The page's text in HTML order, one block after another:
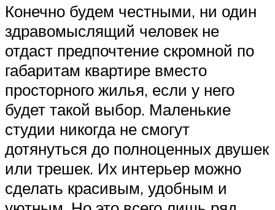
Конечно будем честными, ни один
здравомыслящий человек не
отдаст предпочтение скромной по
габаритам квартире вместо
просторного жилья, если у него
будет такой выбор. Маленькие
студии никогда не смогут
дотянуться до полноценных двушек
или трешек. Их интерьер можно
сделать красивым, удобным и